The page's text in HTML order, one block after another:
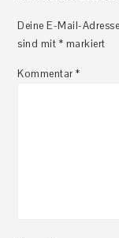
Deine E-Mail-
sind mit * markiert
Kommentar*